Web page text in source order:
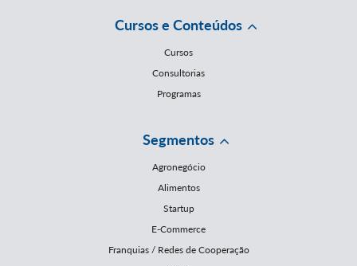
Cursos e Conteúdos
Cursos
Consultorias
Programas
Segmentos
Agronegócio
Alimentos
Startup
E-Commerce
Franquias / Redes de Cooperação